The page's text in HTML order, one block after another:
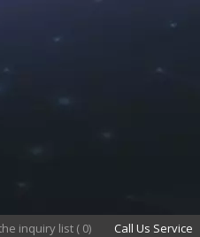
inquiry list ( 0) Call Us Service